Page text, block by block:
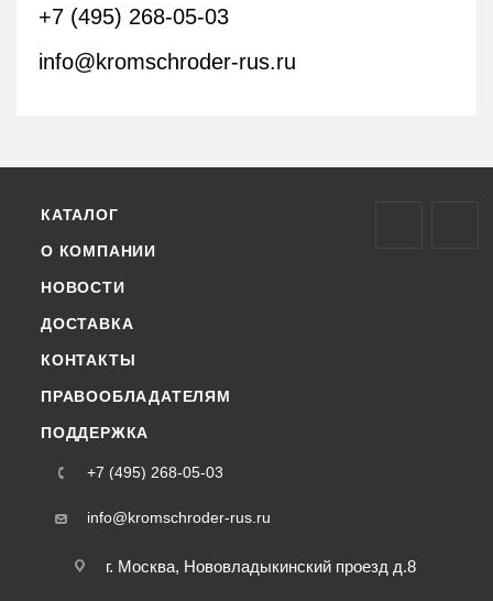
+7 (495) 268-05-03
info@kromschroder-rus.ru
КАТАЛОГ
О КОМПАНИИ
НОВОСТИ
ДОСТАВКА
КОНТАКТЫ
ПРАВООБЛАДАТЕЛЯМ
ПОДДЕРЖКА
+7 (495) 268-05-03
info@kromschroder-rus.ru
г. Москва, Нововладыкинский проезд д.8